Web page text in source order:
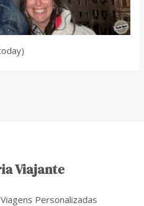
Viajante
Personalizadas